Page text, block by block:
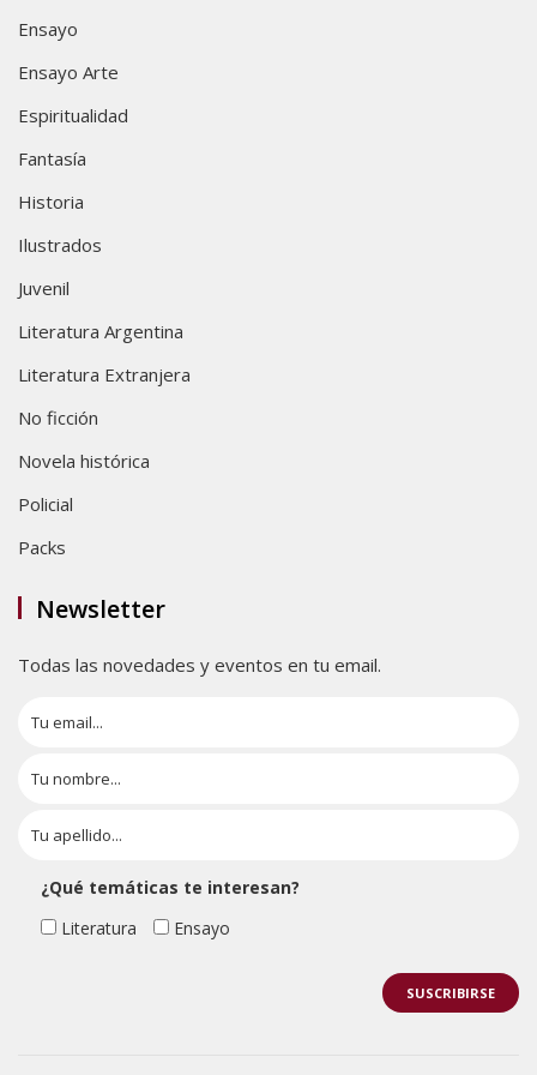
Ensayo
Ensayo Arte
Espiritualidad
Fantasía
Historia
Ilustrados
Juvenil
Literatura Argentina
Literatura Extranjera
No ficción
Novela histórica
Policial
Packs
Newsletter
Todas las novedades y eventos en tu email.
¿Qué temáticas te interesan?
Literatura
Ensayo